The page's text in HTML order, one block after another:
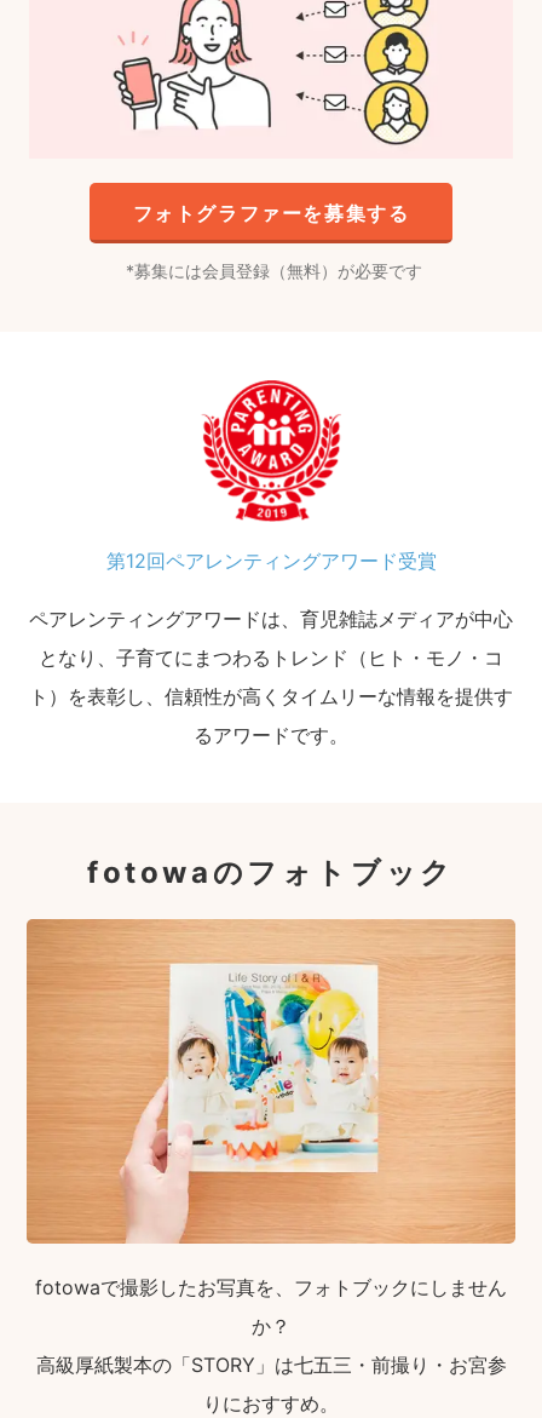
フォトグラファーを募集する
募集には会員登録（無料）が必要です
第12回ペアレンティングアワード受賞
ペアレンティングアワードは、育児雑誌メディアが中心
となり、子育てにまつわるトレンド（ヒト・モノ・コ
ト）を表彰し、信頼性が高くタイムリーな情報を提供す
るアワードです。
fotowaのフォトブック
fotowaで撮影したお写真を、フォトブックにしません
か？
高級厚紙製本の「STORY」は七五三・前撮り・お宮参
りにおすすめ。